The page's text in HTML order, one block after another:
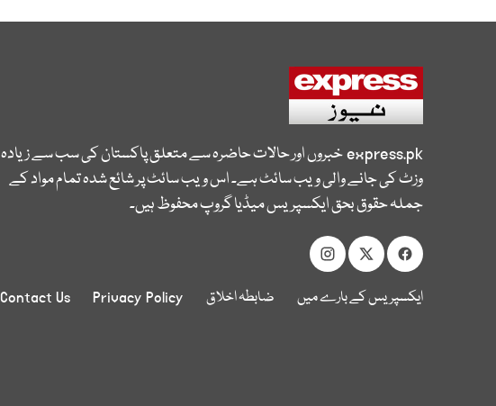
express.pkخبروں اور حالات حاضرہ سے متعلق پاکستان کی سب سے زیادہ
وزٹ کی جانے والی ویب سائٹ ہے۔ اس ویب سائٹ پر شائع شدہ تمام مواد کے
جملہ حقوق بحق ایکسپریس میڈیا گروپ محفوظ ہیں۔
ایکسپریس کے بارے میں ضابطہ اخلاق Privacy Policy
Contact Us